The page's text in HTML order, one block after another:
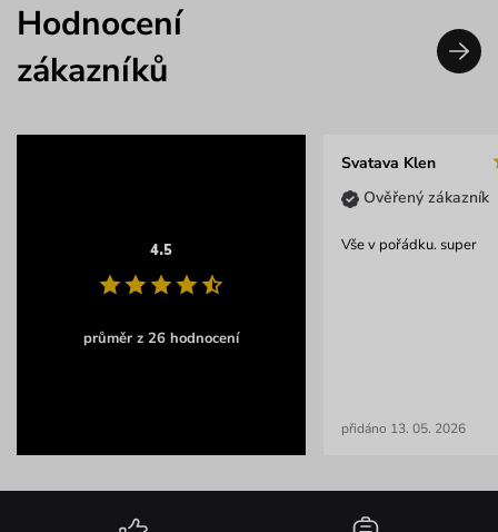
Hodnocení
zákazníků
4.5
průměr z 26 hodnocení
Svatava Klen
Ověřený zákazník
Vše v pořádku. super
přidáno 13. 05. 2026